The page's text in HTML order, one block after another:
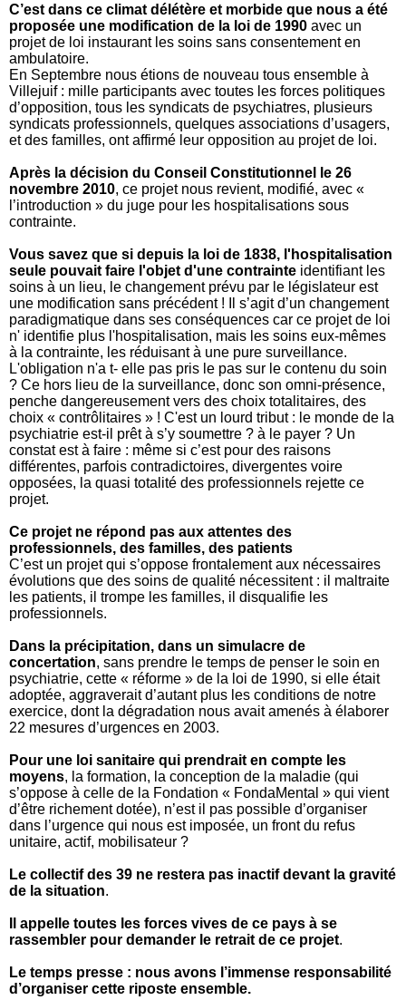
C’est dans ce climat délétère et morbide que nous a été
proposée une modification de la loi de 1990 avec un
projet de loi instaurant les soins sans consentement en
ambulatoire.
En Septembre nous étions de nouveau tous ensemble à
Villejuif : mille participants avec toutes les forces politiques
d’opposition, tous les syndicats de psychiatres, plusieurs
syndicats professionnels, quelques associations d’usagers,
et des familles, ont affirmé leur opposition au projet de loi.
Après la décision du Conseil Constitutionnel le 26
novembre 2010, ce projet nous revient, modifié, avec «
l’introduction » du juge pour les hospitalisations sous
contrainte.
Vous savez que si depuis la loi de 1838, l'hospitalisation
seule pouvait faire l'objet d'une contrainte identifiant les
soins à un lieu, le changement prévu par le législateur est
une modification sans précédent ! Il s’agit d’un changement
paradigmatique dans ses conséquences car ce projet de loi
n' identifie plus l'hospitalisation, mais les soins eux-mêmes
à la contrainte, les réduisant à une pure surveillance.
L'obligation n'a t- elle pas pris le pas sur le contenu du soin
? Ce hors lieu de la surveillance, donc son omni-présence,
penche dangereusement vers des choix totalitaires, des
choix « contrôlitaires » ! C'est un lourd tribut : le monde de la
psychiatrie est-il prêt à s’y soumettre ? à le payer ? Un
constat est à faire : même si c’est pour des raisons
différentes, parfois contradictoires, divergentes voire
opposées, la quasi totalité des professionnels rejette ce
projet.
Ce projet ne répond pas aux attentes des
professionnels, des familles, des patients
C’est un projet qui s’oppose frontalement aux nécessaires
évolutions que des soins de qualité nécessitent : il maltraite
les patients, il trompe les familles, il disqualifie les
professionnels.
Dans la précipitation, dans un simulacre de
concertation, sans prendre le temps de penser le soin en
psychiatrie, cette « réforme » de la loi de 1990, si elle était
adoptée, aggraverait d’autant plus les conditions de notre
exercice, dont la dégradation nous avait amenés à élaborer
22 mesures d’urgences en 2003.
Pour une loi sanitaire qui prendrait en compte les
moyens, la formation, la conception de la maladie (qui
s’oppose à celle de la Fondation « FondaMental » qui vient
d’être richement dotée), n’est il pas possible d’organiser
dans l’urgence qui nous est imposée, un front du refus
unitaire, actif, mobilisateur ?
Le collectif des 39 ne restera pas inactif devant la gravité
de la situation.
Il appelle toutes les forces vives de ce pays à se
rassembler pour demander le retrait de ce projet.
Le temps presse : nous avons l’immense responsabilité
d’organiser cette riposte ensemble.